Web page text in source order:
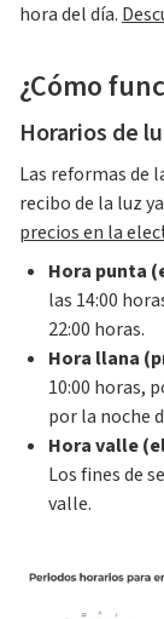
hora del día.
¿Cómo
Horarios de
Las reformas de
recibo de la luz
precios en la
Hora punta
las 14:00
22:00 horas.
Hora llana
10:00 horas,
por la noche
Hora valle
Los fines de
valle.